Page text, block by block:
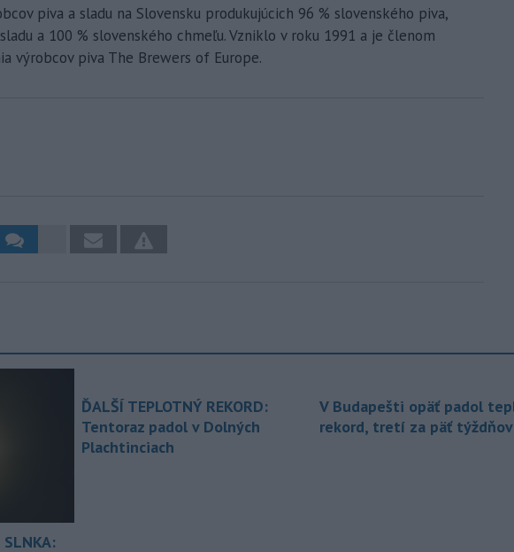
piva a sladu na Slovensku produkujúcich 96 % slovenského piva,
a 100 % slovenského chmeľu. Vzniklo v roku 1991 a je členom
výrobcov piva The Brewers of Europe.
SLNKA:
ĎALŠÍ TEPLOTNÝ REKORD:
Tentoraz padol v Dolných
Plachtinciach
V Budapešti opäť padol
rekord, tretí za päť týždňov